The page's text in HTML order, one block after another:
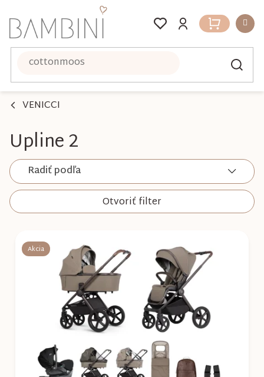
na
obsah
Nákupný
košík
VENICCI
Upline 2
Radiť podľa
Otvoriť filter
Akcia